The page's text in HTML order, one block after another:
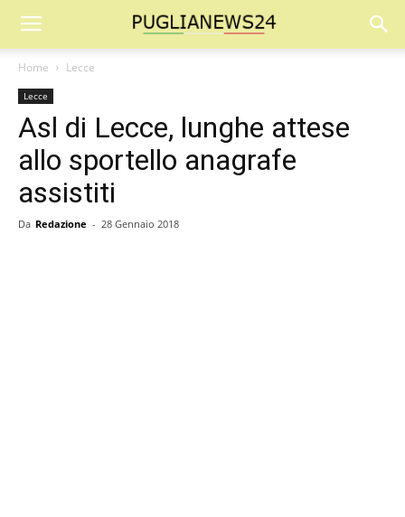
Home Lecce
Lecce
Asl di Lecce, lunghe attese
allo sportello anagrafe
assistiti
Da Redazione - 28 Gennaio 2018